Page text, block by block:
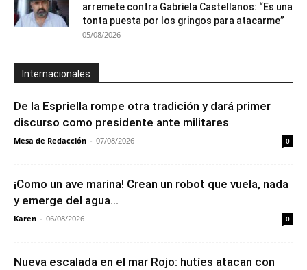
arremete contra Gabriela Castellanos: “Es una
tonta puesta por los gringos para atacarme”
05/08/2026
Internacionales
De la Espriella rompe otra tradición y dará primer
discurso como presidente ante militares
Mesa de Redacción - 07/08/2026 0
¡Como un ave marina! Crean un robot que vuela, nada
y emerge del agua...
Karen - 06/08/2026 0
Nueva escalada en el mar Rojo: hutíes atacan con